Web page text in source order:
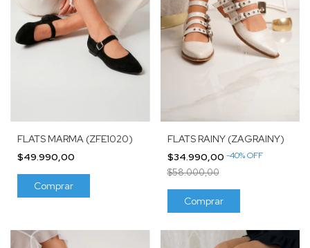
FLATS MARMA (ZFE1020)
$49.990,00
Comprar
FLATS RAINY (ZAGRAINY)
$34.990,00 -40%OFF
$58.000,00
Comprar